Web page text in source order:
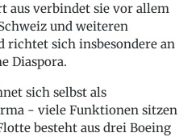
aus verbindet sie vor allem
und weiteren
richtet sich insbesondere an
Diaspora.
sich selbst als
- viele Funktionen sitzen
besteht aus drei Boeing